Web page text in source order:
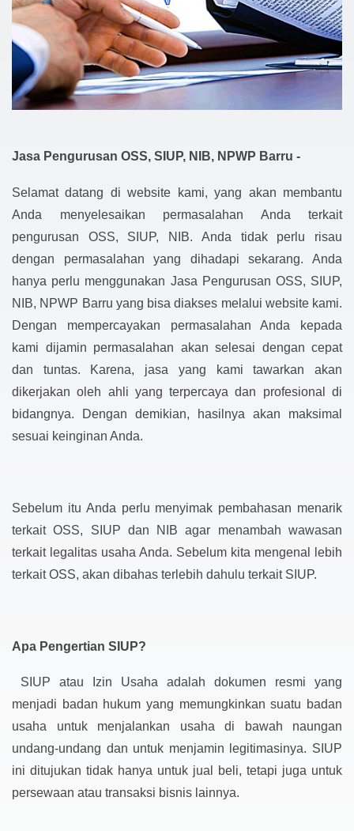
Jasa Pengurusan OSS, SIUP, NIB, NPWP Barru -
Selamat datang di website kami, yang akan membantu
Anda menyelesaikan permasalahan Anda terkait
pengurusan OSS, SIUP, NIB. Anda tidak perlu risau
dengan permasalahan yang dihadapi sekarang. Anda
hanya perlu menggunakan Jasa Pengurusan OSS, SIUP,
NIB, NPWP Barru yang bisa diakses melalui website kami.
Dengan mempercayakan permasalahan Anda kepada
kami dijamin permasalahan akan selesai dengan cepat
dan tuntas. Karena, jasa yang kami tawarkan akan
dikerjakan oleh ahli yang terpercaya dan profesional di
bidangnya. Dengan demikian, hasilnya akan maksimal
sesuai keinginan Anda.
Sebelum itu Anda perlu menyimak pembahasan menarik
terkait OSS, SIUP dan NIB agar menambah wawasan
terkait legalitas usaha Anda. Sebelum kita mengenal lebih
terkait OSS, akan dibahas terlebih dahulu terkait SIUP.
Apa Pengertian SIUP?
SIUP atau Izin Usaha adalah dokumen resmi yang
menjadi badan hukum yang memungkinkan suatu badan
usaha untuk menjalankan usaha di bawah naungan
undang-undang dan untuk menjamin legitimasinya. SIUP
ini ditujukan tidak hanya untuk jual beli, tetapi juga untuk
persewaan atau transaksi bisnis lainnya.